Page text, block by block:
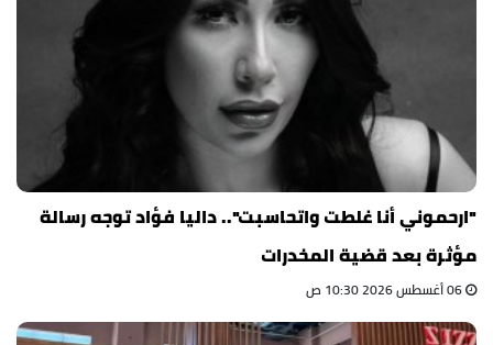
"ارحموني أنا غلطت واتحاسبت".. داليا فؤاد توجه رسالة
مؤثرة بعد قضية المخدرات